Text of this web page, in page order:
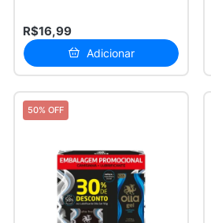
R$16,99
Adicionar
50% OFF